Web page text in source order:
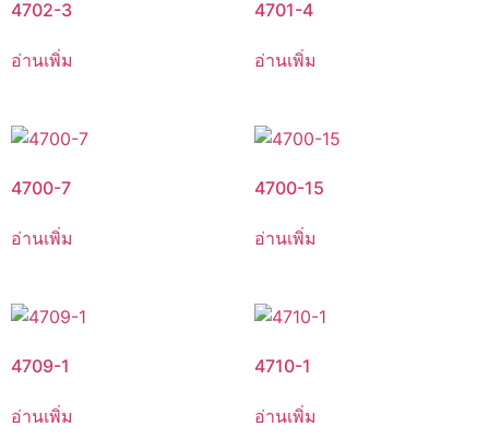
4702-3
อ่านเพิ่ม
4701-4
อ่านเพิ่ม
4700-7
อ่านเพิ่ม
4700-15
อ่านเพิ่ม
4709-1
อ่านเพิ่ม
4710-1
อ่านเพิ่ม